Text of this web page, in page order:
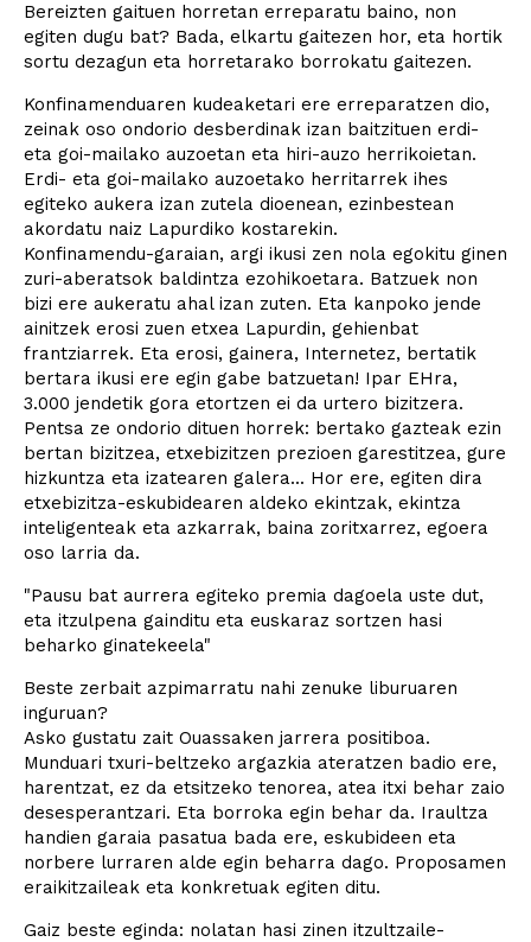
Bereizten gaituen horretan erreparatu baino, non
egiten dugu bat? Bada, elkartu gaitezen hor, eta hortik
sortu dezagun eta horretarako borrokatu gaitezen.
Konfinamenduaren kudeaketari ere erreparatzen dio,
zeinak oso ondorio desberdinak izan baitzituen erdi-
eta goi-mailako auzoetan eta hiri-auzo herrikoietan.
Erdi- eta goi-mailako auzoetako herritarrek ihes
egiteko aukera izan zutela dioenean, ezinbestean
akordatu naiz Lapurdiko kostarekin.
Konfinamendu-garaian, argi ikusi zen nola egokitu ginen
zuri-aberatsok baldintza ezohikoetara. Batzuek non
bizi ere aukeratu ahal izan zuten. Eta kanpoko jende
ainitzek erosi zuen etxea Lapurdin, gehienbat
frantziarrek. Eta erosi, gainera, Internetez, bertatik
bertara ikusi ere egin gabe batzuetan! Ipar EHra,
3.000 jendetik gora etortzen ei da urtero bizitzera.
Pentsa ze ondorio dituen horrek: bertako gazteak ezin
bertan bizitzea, etxebizitzen prezioen garestitzea, gure
hizkuntza eta izatearen galera... Hor ere, egiten dira
etxebizitza-eskubidearen aldeko ekintzak, ekintza
inteligenteak eta azkarrak, baina zoritxarrez, egoera
oso larria da.
"Pausu bat aurrera egiteko premia dagoela uste dut,
eta itzulpena gainditu eta euskaraz sortzen hasi
beharko ginatekeela"
Beste zerbait azpimarratu nahi zenuke liburuaren
inguruan?
Asko gustatu zait Ouassaken jarrera positiboa.
Munduari txuri-beltzeko argazkia ateratzen badio ere,
harentzat, ez da etsitzeko tenorea, atea itxi behar zaio
desesperantzari. Eta borroka egin behar da. Iraultza
handien garaia pasatua bada ere, eskubideen eta
norbere lurraren alde egin beharra dago. Proposamen
eraikitzaileak eta konkretuak egiten ditu.
Gaiz beste eginda: nolatan hasi zinen itzultzaile-